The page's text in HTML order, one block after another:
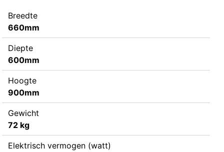
Breedte
660mm
Diepte
600mm
Hoogte
900mm
Gewicht
72 kg
Elektrisch vermogen (watt)